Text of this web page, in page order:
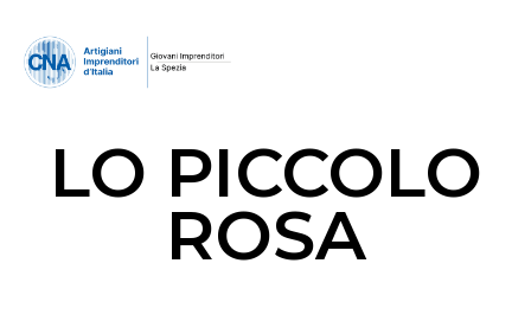
LO PICCOLO
ROSA